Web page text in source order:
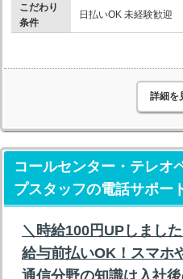
こだわり
条件
日払いOK 未経験歓迎
詳細を
コールセンター・テレオ
プスタッフの電話サポー
＼時給100円UPしまし
給与前払いOK！スマホ
通信分野の知識は入社